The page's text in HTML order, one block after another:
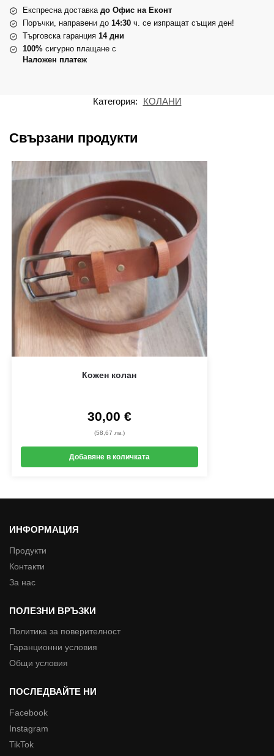
Експресна доставка до Офис на Еконт
Поръчки, направени до 14:30 ч. се изпращат същия ден!
Търговска гаранция 14 дни
100% сигурно плащане с
Наложен платеж
Категория: КОЛАНИ
Свързани продукти
Кожен колан
30,00 €
(58,67 лв.)
Добавяне в количката
ИНФОРМАЦИЯ
Продукти
Контакти
За нас
ПОЛЕЗНИ ВРЪЗКИ
Политика за поверителност
Гаранционни условия
Общи условия
ПОСЛЕДВАЙТЕ НИ
Facebook
Instagram
TikTok